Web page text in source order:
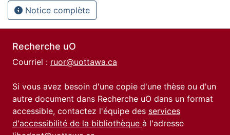
Notice complète
Recherche uO
Courriel : ruor@uottawa.ca
Si vous avez besoin d'une copie d'une thèse ou d'un
autre document dans Recherche uO dans un format
accessible, contactez l'équipe des services
d'accessibilité de la bibliothèque à l'adresse